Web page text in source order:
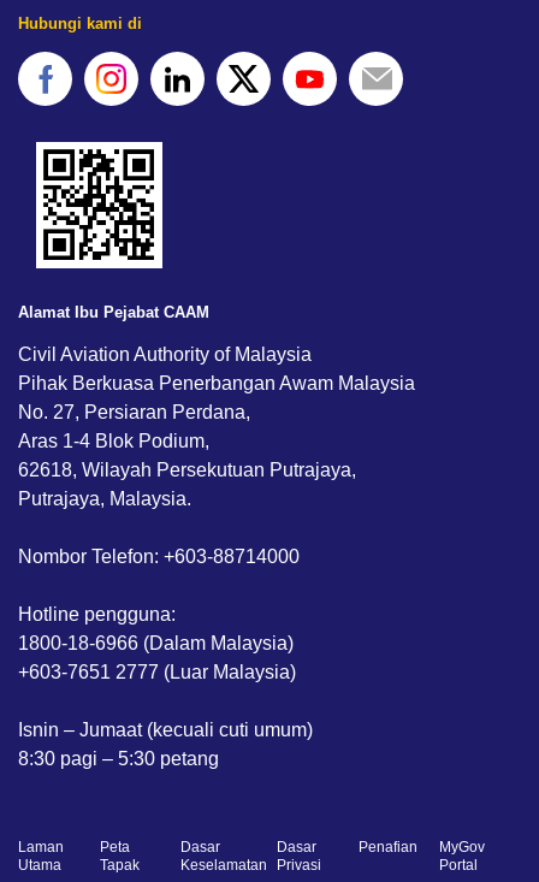
Hubungi kami di
Alamat Ibu Pejabat CAAM
Civil Aviation Authority of Malaysia
Pihak Berkuasa Penerbangan Awam Malaysia
No. 27, Persiaran Perdana,
Aras 1-4 Blok Podium,
62618, Wilayah Persekutuan Putrajaya,
Putrajaya, Malaysia.
Nombor Telefon: +603-88714000
Hotline pengguna:
1800-18-6966 (Dalam Malaysia)
+603-7651 2777 (Luar Malaysia)
Isnin – Jumaat (kecuali cuti umum)
8:30 pagi – 5:30 petang
Laman
Utama
Peta
Tapak
Dasar
Keselamatan
Dasar
Privasi
Penafian
MyGov
Portal